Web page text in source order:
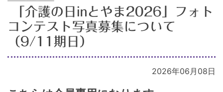
「介護の日inとやま2026」フォト
コンテスト写真募集について
（9/11期日）
2026年06月08日